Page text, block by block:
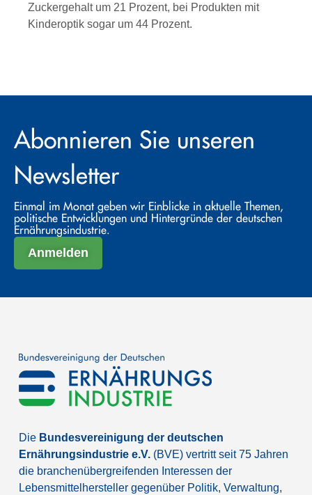
Zuckergehalt um 21 Prozent, bei Produkten mit
Kinderoptik sogar um 44 Prozent.
Abonnieren Sie unseren
Newsletter
Einmal im Monat geben wir Einblicke in aktuelle Themen,
politische Entwicklungen und Hintergründe der deutschen
Ernährungsindustrie.
Anmelden
Die Bundesvereinigung der deutschen
Ernährungsindustrie e.V. (BVE) vertritt seit 75 Jahren
die branchenübergreifenden Interessen der
Lebensmittelhersteller gegenüber Politik, Verwaltung,